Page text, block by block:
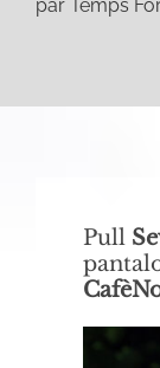
par Temps
Pull